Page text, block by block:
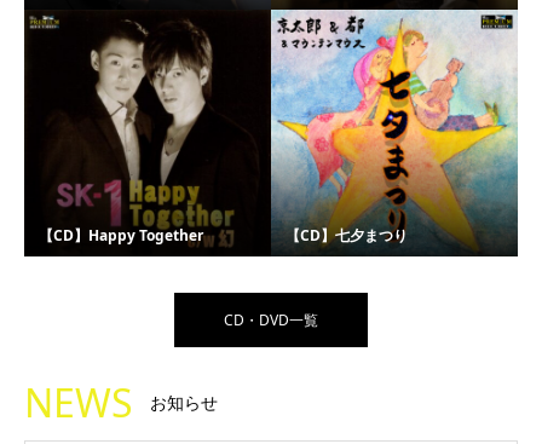
【CD】Happy Together 【CD】七夕まつり
CD・DVD一覧
NEWS お知らせ